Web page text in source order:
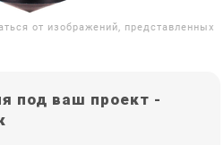
от изображений, представленных
под ваш проект -